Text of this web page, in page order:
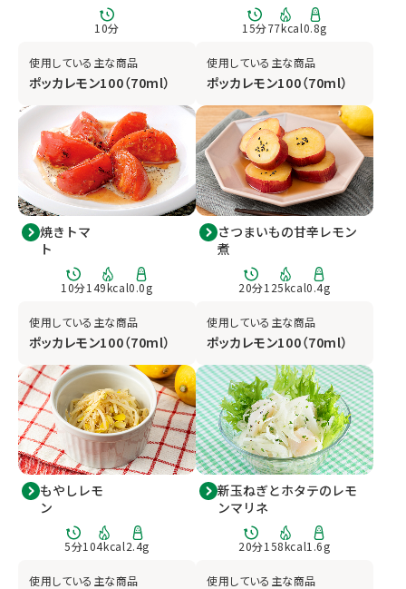
10分
使用している主な商品
ポッカレモン100（70ml）
15分77kcal0.8g
使用している主な商品
ポッカレモン100（70ml）
焼きトマ
ト
10分149kcal0.0g
使用している主な商品
ポッカレモン100（70ml）
さつまいもの甘辛レモン
煮
20分125kcal0.4g
使用している主な商品
ポッカレモン100（70ml）
もやしレモ
ン
5分104kcal2.4g
使用している主な商品
新玉ねぎとホタテのレモ
ンマリネ
20分158kcal1.6g
使用している主な商品